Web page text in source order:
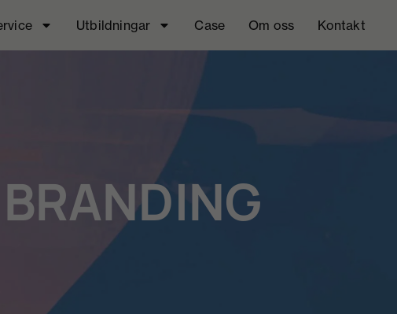
Utbildningar Case Om oss Kontakt